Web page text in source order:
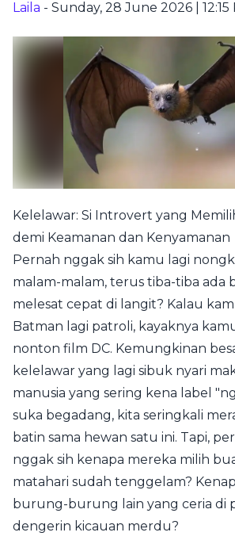
Laila - Sunday, 28 June 2026 | 12:15
Kelelawar: Si Introvert yang
demi Keamanan dan Kenyamanan
Pernah nggak sih kamu lagi
malam-malam, terus tiba-tiba ada
melesat cepat di langit? Kalau
Batman lagi patroli, kayaknya
nonton film DC. Kemungkinan
kelelawar yang lagi sibuk nyari
manusia yang sering kena label
suka begadang, kita seringkali
batin sama hewan satu ini. Tapi,
nggak sih kenapa mereka milih
matahari sudah tenggelam?
burung-burung lain yang ceria di
dengerin kicauan merdu?